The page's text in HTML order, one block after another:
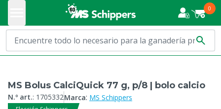
0
MS Bolus CalciQuick 77 g, p/8 | bolo calcio
N.º art.: 1705332Marca: MS Schippers